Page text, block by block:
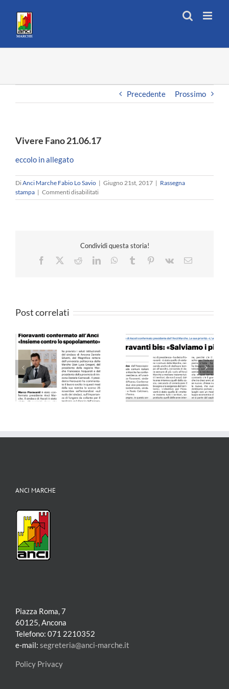
contenuto
Precedente Prossimo
Vivere Fano 21.06.17
eccolo in allegato
DiAnci Marche Fabio Lo Savio | Giugno 21st, 2017 | Rassegna
stampa | Commenti disabilitatisu
Vivere
Condividi questa storia!
Facebook
RedditLinkedInWhatsApp
Tumblr Pinterest
Vk Email
Post correlati
QN 10.09.24
Il Resto del Carlino –
25.05.24
ANCI MARCHE
Piazza Roma, 7
60125, Ancona
Telefono: 071 2210352
e-mail: segreteria@anci-marche.it
Policy Privacy